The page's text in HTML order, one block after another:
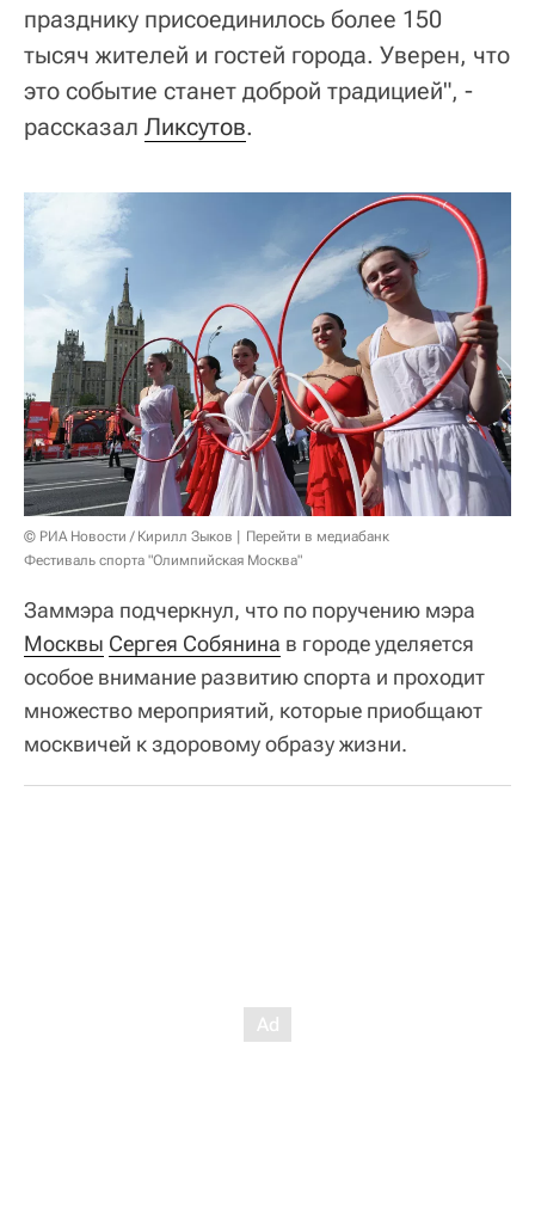
празднику присоединилось более 150
тысяч жителей и гостей города. Уверен, что
это событие станет доброй традицией", -
рассказал Ликсутов.
© РИА Новости / Кирилл Зыков
Перейти в медиабанк
Фестиваль спорта "Олимпийская Москва"
Заммэра подчеркнул, что по поручению мэра
Москвы Сергея Собянина в городе уделяется
особое внимание развитию спорта и проходит
множество мероприятий, которые приобщают
москвичей к здоровому образу жизни.